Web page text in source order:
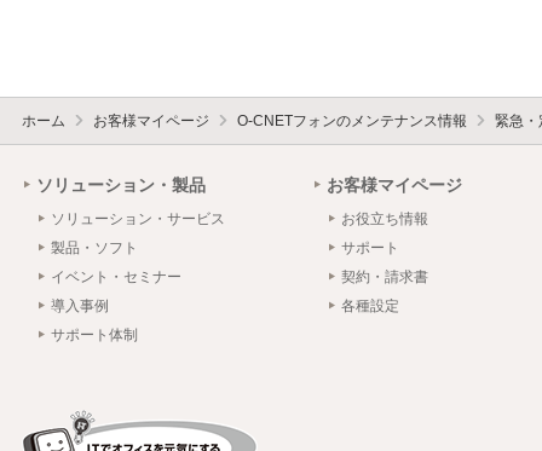
ホーム お客様マイページ O-CNETフォンのメンテナンス情報 緊急・
ソリューション・製品
ソリューション・サービス
製品・ソフト
イベント・セミナー
導入事例
サポート体制
お客様マイページ
お役立ち情報
サポート
契約・請求書
各種設定